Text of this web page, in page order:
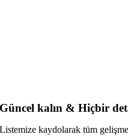
Güncel kalın & Hiçbir
Listemize kaydolarak tüm